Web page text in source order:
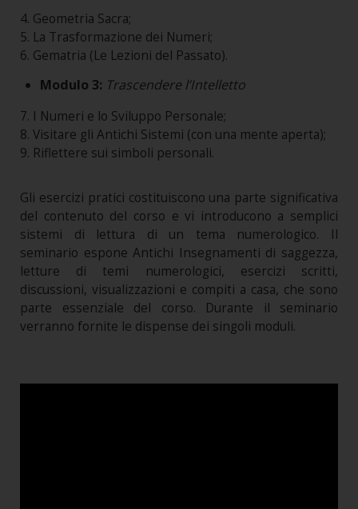
4. Geometria Sacra;
5. La Trasformazione dei Numeri;
6. Gematria (Le Lezioni del Passato).
Modulo 3: Trascendere l’Intelletto
7. I Numeri e lo Sviluppo Personale;
8. Visitare gli Antichi Sistemi (con una mente aperta);
9. Riflettere sui simboli personali.
Gli esercizi pratici costituiscono una parte significativa
del contenuto del corso e vi introducono a semplici
sistemi di lettura di un tema numerologico. Il
seminario espone Antichi Insegnamenti di saggezza,
letture di temi numerologici, esercizi scritti,
discussioni, visualizzazioni e compiti a casa, che sono
parte essenziale del corso. Durante il seminario
verranno fornite le dispense dei singoli moduli.